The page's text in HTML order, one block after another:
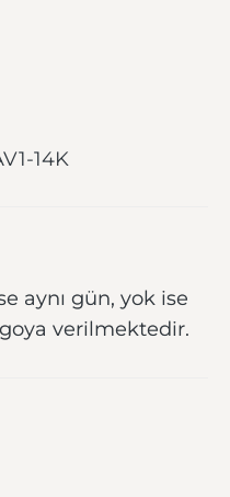
14K
aynı gün, yok ise
verilmektedir.